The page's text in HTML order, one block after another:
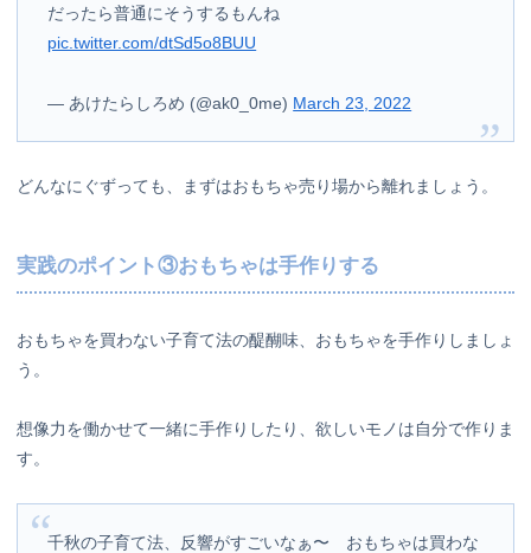
だったら普通にそうするもんね
pic.twitter.com/dtSd5o8BUU
— あけたらしろめ (@ak0_0me) March 23, 2022
どんなにぐずっても、まずはおもちゃ売り場から離れましょう。
実践のポイント③おもちゃは手作りする
おもちゃを買わない子育て法の醍醐味、おもちゃを手作りしましょ
う。
想像力を働かせて一緒に手作りしたり、欲しいモノは自分で作りま
す。
千秋の子育て法、反響がすごいなぁ〜 おもちゃは買わな